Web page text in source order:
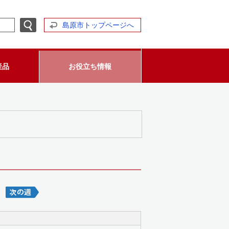
島原市トップページへ
品 お役立ち情報